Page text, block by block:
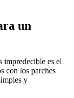
un
impredecible es el
con los parches
y